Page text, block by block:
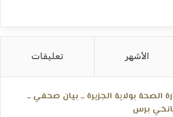
الأشهر تعليقات
الصحة بولاية الجزيرة ــ بيان صحفي ــ
برس